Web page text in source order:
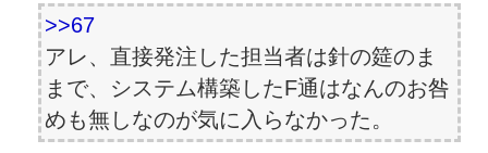
>>67
アレ、直接発注した担当者は針の筵のま
まで、システム構築したF通はなんのお咎
めも無しなのが気に入らなかった。